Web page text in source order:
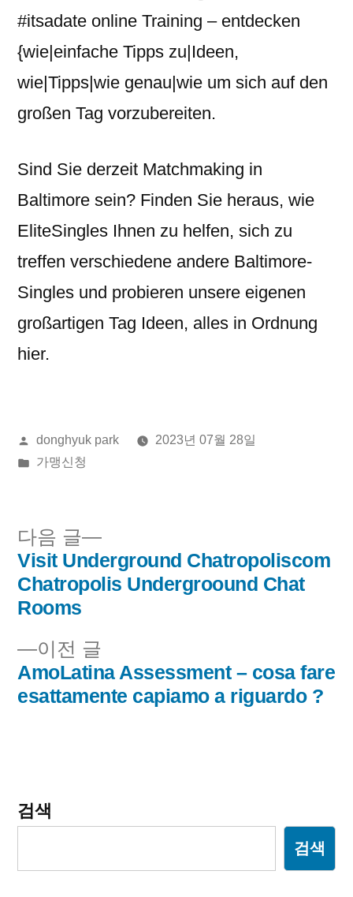
#itsadate online Training – entdecken
{wie|einfache Tipps zu|Ideen,
wie|Tipps|wie genau|wie um sich auf den
großen Tag vorzubereiten.
Sind Sie derzeit Matchmaking in
Baltimore sein? Finden Sie heraus, wie
EliteSingles Ihnen zu helfen, sich zu
treffen verschiedene andere Baltimore-
Singles und probieren unsere eigenen
großartigen Tag Ideen, alles in Ordnung
hier.
올
린
donghyuk park
2023년 07월 28일
게
가맹신청
글
내
비
게
이전 글
전
글:
AmoLatina Assessment – cosa fare
esattamente capiamo a riguardo ?
다음 글
다
음
글:
Visit Underground Chatropoliscom
Chatropolis Undergroound Chat
Rooms
검색
검색